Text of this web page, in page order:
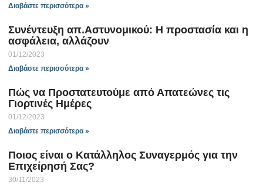
Διαβάστε περισσότερα »
Συνέντευξη απ.Αστυνομικού: Η προστασία και η
ασφάλεια, αλλάζουν
01/12/2023
Διαβάστε περισσότερα »
Πώς να Προστατευτούμε από Απατεώνες τις
Γιορτινές Ημέρες
01/12/2023
Διαβάστε περισσότερα »
Ποιος είναι ο Κατάλληλος Συναγερμός για την
Επιχείρησή Σας?
30/11/2023